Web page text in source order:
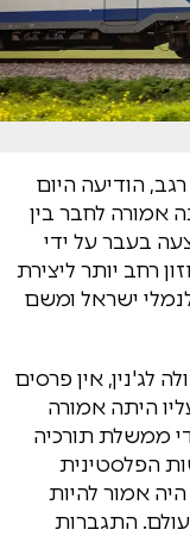
הודיעה היום
אמורה לחבר בין
בעבר על ידי
רחב יותר ליצירת
ישראל ומשם
לג'נין, אין פרסים
היתה אמורה
ממשלת תורכיה
הפלסטינית
אמור להיות
התגברות